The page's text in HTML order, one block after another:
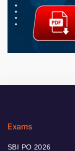
Exams
SBI PO 2026